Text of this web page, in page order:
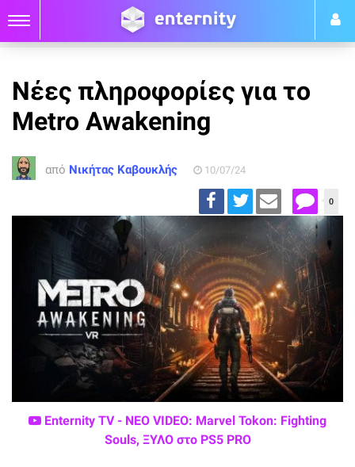
Νέες πληροφορίες για το
Metro Awakening
από Νικήτας Καβουκλής 10/07/24
0
Enternity TV - ΝΕΟ VIDEO: Marvel Tokon: Fighting
Souls, ΞΥΛΟ στο PS5 PRO